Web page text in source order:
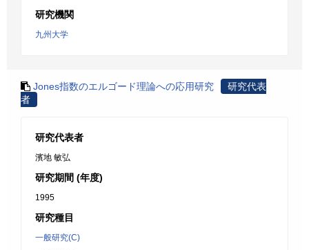
研究機関
九州大学
Jones指数のエルゴード理論への応用研究
研究代表
者
研究代表者
濱地 敏弘
研究期間 (年度)
1995
研究種目
一般研究(C)